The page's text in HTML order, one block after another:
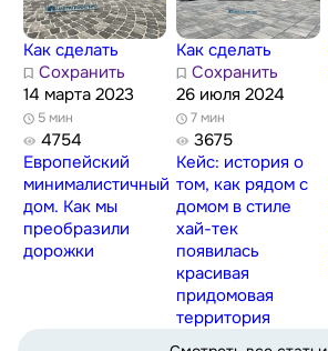
Как сделать
Сохранить
14 марта 2023
5 мин
4754
Европейский
минималистичный
дом. Как мы
преобразили
дорожки
Как сделать
Сохранить
26 июля 2024
7 мин
3675
Кейс: история о
том, как рядом с
домом в стиле
хай-тек
появилась
красивая
придомовая
территория